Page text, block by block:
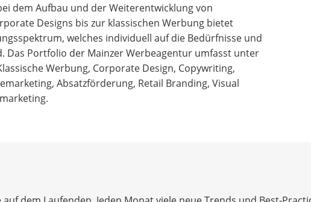
dem Aufbau und der Weiterentwicklung von
Designs bis zur klassischen Werbung bietet
welches individuell auf die Bedürfnisse und
Das Portfolio der Mainzer Werbeagentur umfasst unter
Werbung, Corporate Design, Copywriting,
Absatzförderung, Retail Branding, Visual